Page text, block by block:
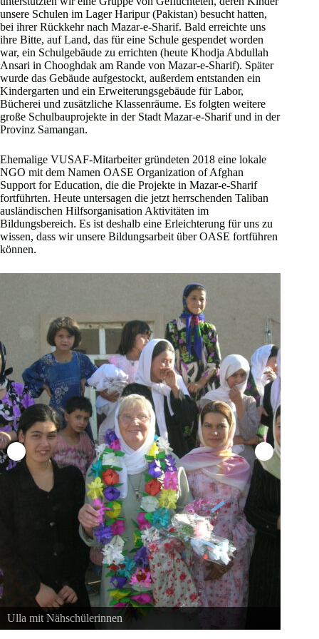
unsere Schulen im Lager Haripur (Pakistan) besucht hatten,
bei ihrer Rückkehr nach Mazar-e-Sharif. Bald erreichte uns
ihre Bitte, auf Land, das für eine Schule gespendet worden
war, ein Schulgebäude zu errichten (heute Khodja Abdullah
Ansari in Chooghdak am Rande von Mazar-e-Sharif). Später
wurde das Gebäude aufgestockt, außerdem entstanden ein
Kindergarten und ein Erweiterungsgebäude für Labor,
Bücherei und zusätzliche Klassenräume. Es folgten weitere
große Schulbauprojekte in der Stadt Mazar-e-Sharif und in der
Provinz Samangan.
Ehemalige VUSAF-Mitarbeiter gründeten 2018 eine lokale
NGO mit dem Namen OASE Organization of Afghan
Support for Education, die die Projekte in Mazar-e-Sharif
fortführten. Heute untersagen die jetzt herrschenden Taliban
ausländischen Hilfsorganisation Aktivitäten im
Bildungsbereich. Es ist deshalb eine Erleichterung für uns zu
wissen, dass wir unsere Bildungsarbeit über OASE fortführen
können.
Ulla mit Nähschülerinnen